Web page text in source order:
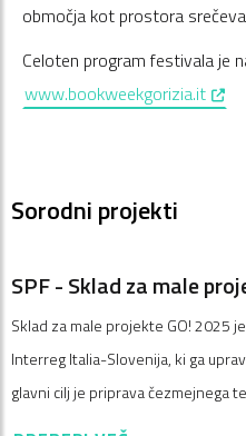
območja kot prostora
Celoten program festivala je
www.bookweekgorizia.it,
Sorodni projekti
SPF - Sklad za male
Sklad za male projekte GO! 2025
Interreg Italia-Slovenija, ki ga
glavni cilj je priprava čezmejnega